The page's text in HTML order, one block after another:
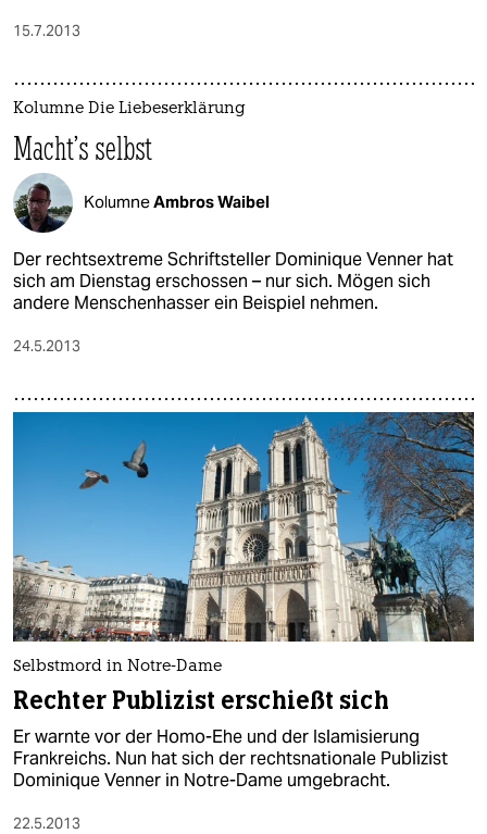
15.7.2013
Kolumne Die Liebeserklärung
Macht’s selbst
KolumneAmbros Waibel
Der rechtsextreme Schriftsteller Dominique Venner hat
sich am Dienstag erschossen – nur sich. Mögen sich
andere Menschenhasser ein Beispiel nehmen.
24.5.2013
Selbstmord in Notre-Dame
Rechter Publizist erschießt sich
Er warnte vor der Homo-Ehe und der Islamisierung
Frankreichs. Nun hat sich der rechtsnationale Publizist
Dominique Venner in Notre-Dame umgebracht.
22.5.2013